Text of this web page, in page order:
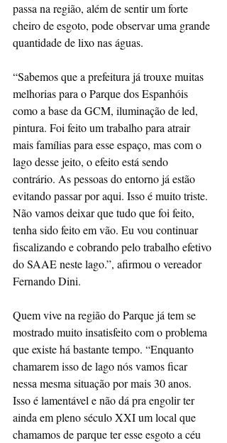
passa na região, além de sentir um forte
cheiro de esgoto, pode observar uma grande
quantidade de lixo nas águas.
“Sabemos que a prefeitura já trouxe muitas
melhorias para o Parque dos Espanhóis
como a base da GCM, iluminação de led,
pintura. Foi feito um trabalho para atrair
mais famílias para esse espaço, mas com o
lago desse jeito, o efeito está sendo
contrário. As pessoas do entorno já estão
evitando passar por aqui. Isso é muito triste.
Não vamos deixar que tudo que foi feito,
tenha sido feito em vão. Eu vou continuar
fiscalizando e cobrando pelo trabalho efetivo
do SAAE neste lago.”, afirmou o vereador
Fernando Dini.
Quem vive na região do Parque já tem se
mostrado muito insatisfeito com o problema
que existe há bastante tempo. “Enquanto
chamarem isso de lago nós vamos ficar
nessa mesma situação por mais 30 anos.
Isso é lamentável e não dá pra engolir ter
ainda em pleno século XXI um local que
chamamos de parque ter esse esgoto a céu